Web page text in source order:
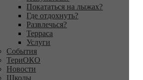
Покататься на лыжах?
Где отдохнуть?
Развлечься?
Терраса
Услуги
События
ТериОКО
Новости
Школы